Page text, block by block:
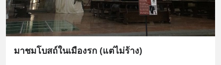
มาชมโบสถ์ในเมืองรก (แต่ไม่ร้าง)